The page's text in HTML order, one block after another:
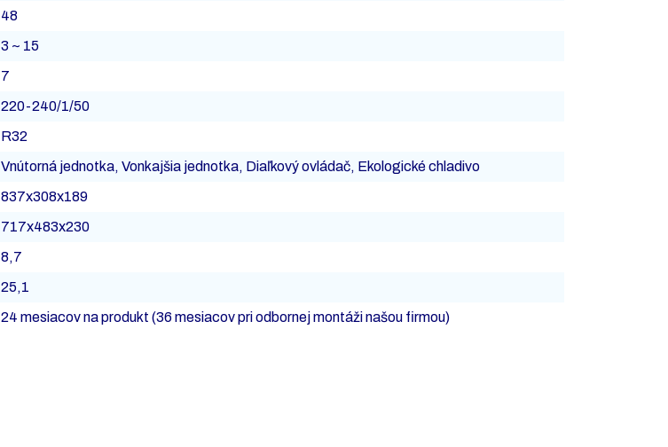
48
3 ~ 15
7
220-240/1/50
R32
Vnútorná jednotka, Vonkajšia jednotka, Diaľkový ovládač, Ekologické chladivo
837x308x189
717x483x230
8,7
25,1
24 mesiacov na produkt (36 mesiacov pri odbornej montáži našou firmou)